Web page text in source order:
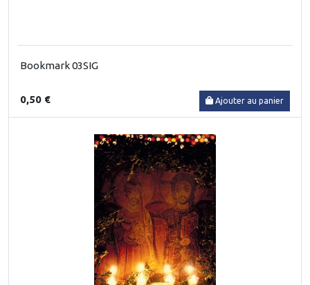
Bookmark 03SIG
0,50 € Ajouter au panier